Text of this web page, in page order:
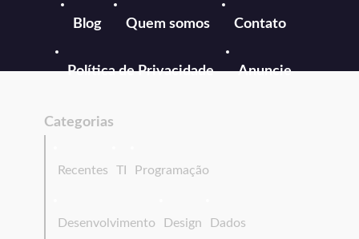
Blog Quem somos Contato
Política de Privacidade Anuncie
Categorias
Recentes TI Programação
Desenvolvimento Design Dados